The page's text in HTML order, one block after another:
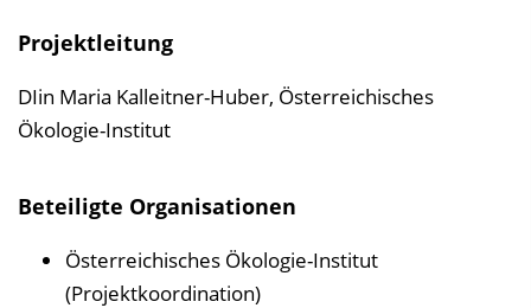
Projektleitung
DIin Maria Kalleitner-Huber, Österreichisches
Ökologie-Institut
Beteiligte Organisationen
Österreichisches Ökologie-Institut
(Projektkoordination)